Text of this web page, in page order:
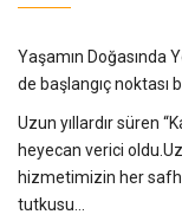
Yaşamın Doğasında
de başlangıç noktası
Uzun yıllardır süren
heyecan verici
hizmetimizin her
tutkusu…